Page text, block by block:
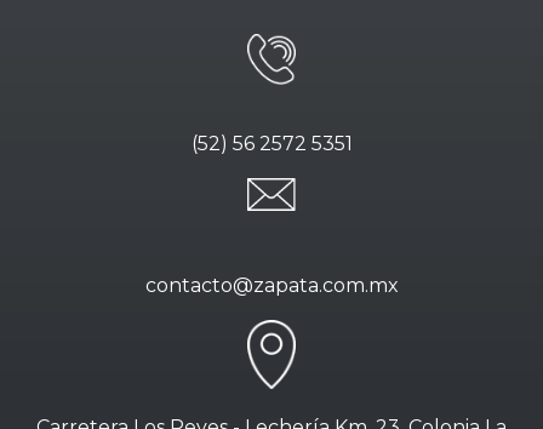
(52) 56 2572 5351
contacto@zapata.com.mx